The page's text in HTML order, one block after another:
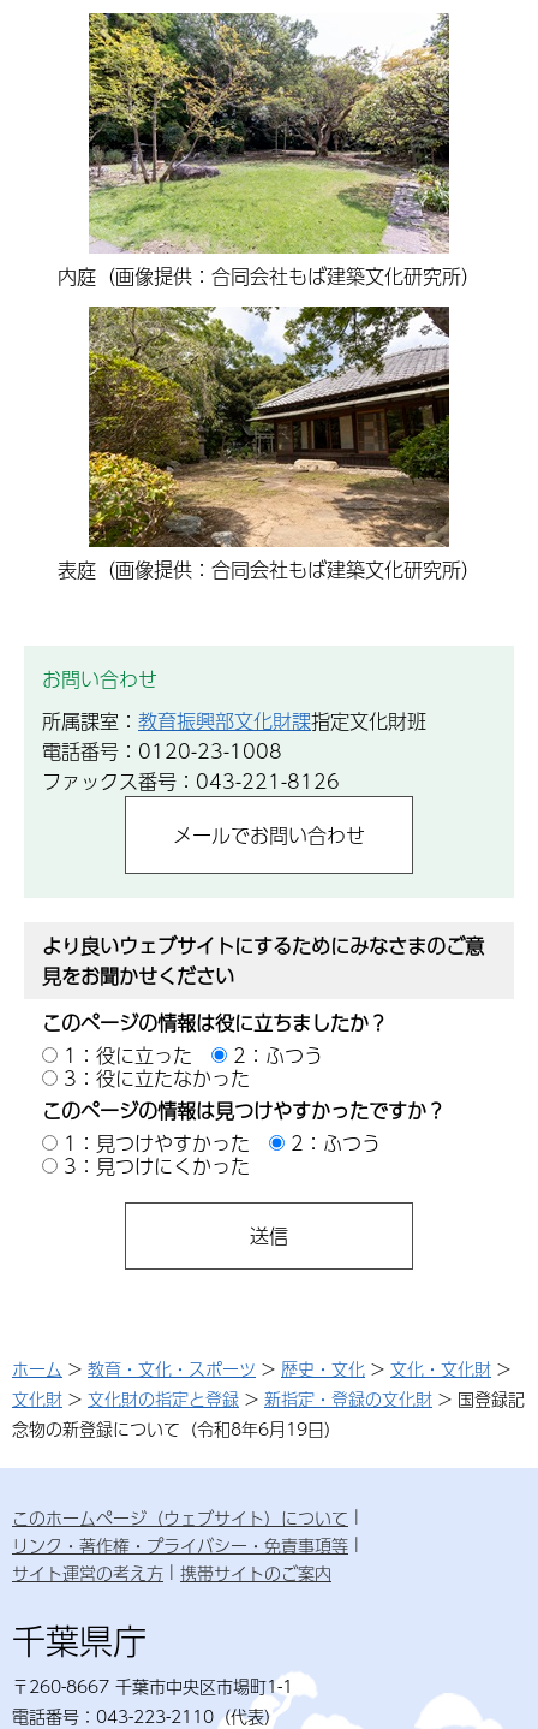
内庭（画像提供：合同会社もば建築文化研究所）
表庭（画像提供：合同会社もば建築文化研究所）
お問い合わせ
所属課室： 教育振興部文化財課指定文化財班
電話番号：0120-23-1008
ファックス番号：043-221-8126
より良いウェブサイトにするためにみなさまのご意
見をお聞かせください
このページの情報は役に立ちましたか？
1：役に立った
2：ふつう
3：役に立たなかった
このページの情報は見つけやすかったですか？
1：見つけやすかった
2：ふつう
3：見つけにくかった
ホーム > 教育・文化・スポーツ > 歴史・文化 > 文化・文化財 >
文化財 > 文化財の指定と登録 > 新指定・登録の文化財 > 国登録記
念物の新登録について（令和8年6月19日）
このホームページ（ウェブサイト）について
リンク・著作権・プライバシー・免責事項等
サイト運営の考え方
携帯サイトのご案内
千葉県庁
〒260-8667 千葉市中央区市場町1-1
電話番号：043-223-2110（代表）